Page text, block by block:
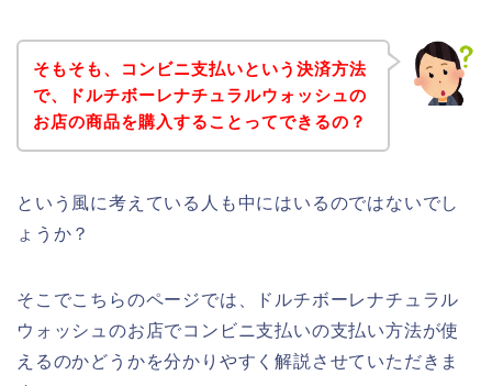
そもそも、コンビニ支払いという決済方法
で、ドルチボーレナチュラルウォッシュの
お店の商品を購入することってできるの？
という風に考えている人も中にはいるのではないでし
ょうか？
そこでこちらのページでは、ドルチボーレナチュラル
ウォッシュのお店でコンビニ支払いの支払い方法が使
えるのかどうかを分かりやすく解説させていただきま